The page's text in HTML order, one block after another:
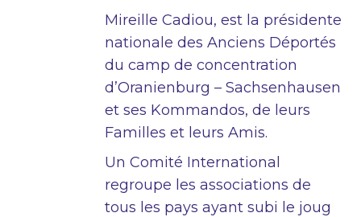
Mireille Cadiou, est la présidente
nationale des Anciens Déportés
du camp de concentration
d’Oranienburg – Sachsenhausen
et ses Kommandos, de leurs
Familles et leurs Amis.
Un Comité International
regroupe les associations de
tous les pays ayant subi le joug